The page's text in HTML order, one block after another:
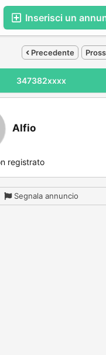
Inserisci un
Precedente
347382xxxx
Alfio
registrato
Segnala annuncio